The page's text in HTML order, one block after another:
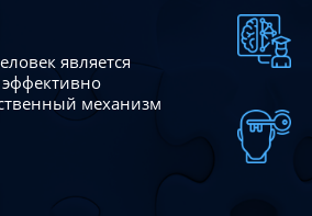
является
механизм